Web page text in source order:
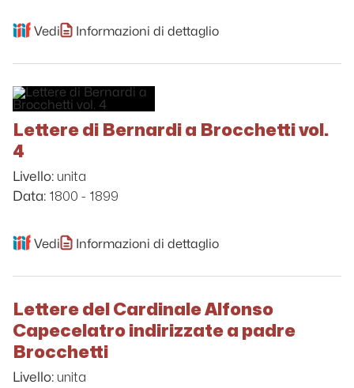
Vedi Informazioni di dettaglio
Lettere di Bernardi a Brocchetti vol.
4
Livello: unita
Data: 1800 - 1899
Vedi Informazioni di dettaglio
Lettere del Cardinale Alfonso
Capecelatro indirizzate a padre
Brocchetti
Livello: unita